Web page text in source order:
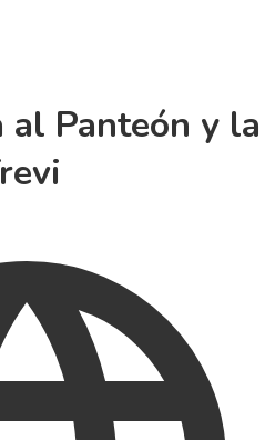
Panteón y la